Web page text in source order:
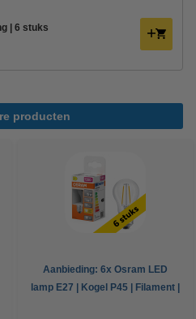
| 6 stuks
producten
Aanbieding: 6x Osram LED
lamp E27 | Kogel P45 | Filament |